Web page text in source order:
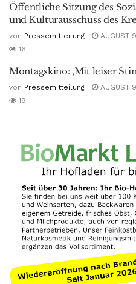
Öffentliche Sitzung des
und Kulturausschuss des
von Pressemitteilung AUGUST
16
Montagskino: ‚Mit leiser
von Pressemitteilung AUGUST
19